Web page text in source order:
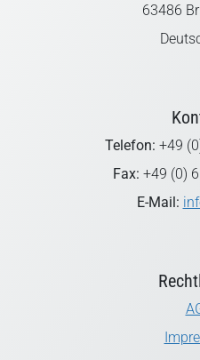
63486
Telefon: +49
Fax: +49 (0)
E-Mail: